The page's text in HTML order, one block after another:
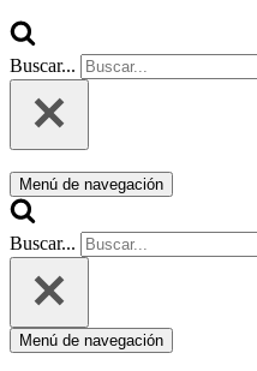
Buscar...
Menú de navegación
Buscar...
Menú de navegación